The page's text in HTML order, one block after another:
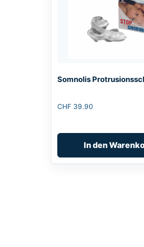
Somnolis
CHF 39.90
In den